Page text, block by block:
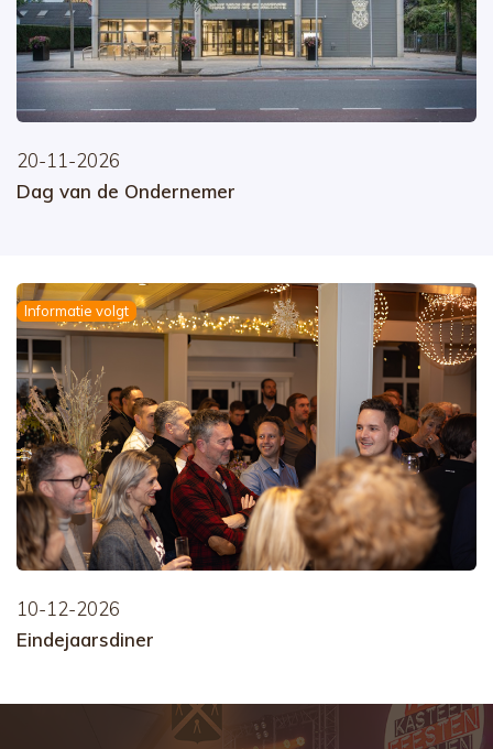
20-11-2026
Dag van de Ondernemer
Informatie volgt
10-12-2026
Eindejaarsdiner